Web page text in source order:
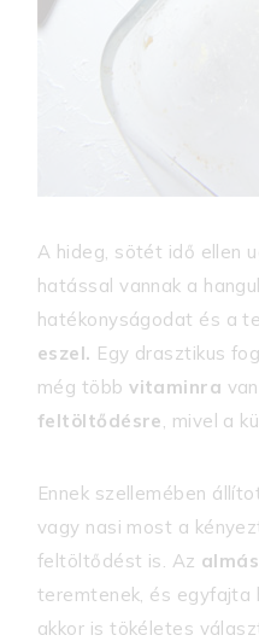
A hideg, sötét idő ellen
hatással vannak a
hatékonyságodat és a
eszel. Egy drasztikus
még többvitaminra
feltöltődésre , mivel a
Ennek szellemében
vagy nasi most a
feltöltődést is. Az
teremtenek, és egyfajta
akkor is tökéletes